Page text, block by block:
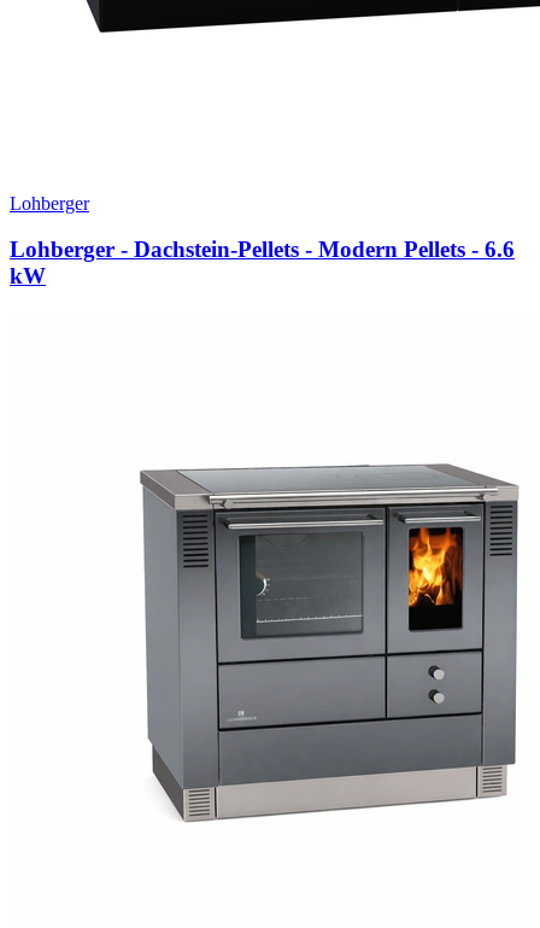
Lohberger
Lohberger - Dachstein-Pellets - Modern Pellets - 6.6
kW